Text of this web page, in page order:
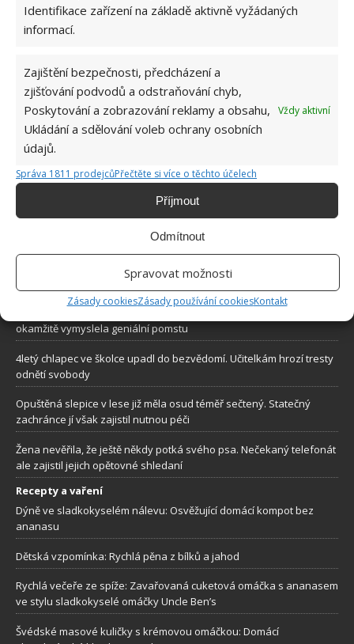
Identifikace zařízení na základě aktivně vyžádaných
informací.
Zajištění bezpečnosti, předcházení a
zjišťování podvodů a odstraňování chyb,
Poskytování a zobrazování reklamy a obsahu,
Ukládání a sdělování voleb ochrany osobních
údajů.
Vždy aktivní
Správa 1811 prodejcůPřečtěte si více o těchto účelech
Příjmout
Odmítnout
Spravovat možnosti
Zásady cookiesZásady používání cookiesKontakt
O WEBU
Sháníte zajímavé tipy jak vylepšit Váš domov? Originální nápady,
aktuální trendy, praktické rady i inspirativní fotografie najdete na
stránkách internetového magazínuBydlimeutulne.cz
Zdánlivě obyčejná rodinná fotografie znepokojila internet. Zkuste
okamžitě vymyslela geniální pomstu
4letý chlapec ve školce upadl do bezvědomí. Učitelkám hrozí tresty
odnětí svobody
Opuštěná slepice v lese již měla osud téměř sečtený. Statečný
zachránce jí však zajistil nutnou péči
Žena nevěřila, že ještě někdy potká svého psa. Nečekaný telefonát
ale zajistil jejich opětovné shledaní
Recepty a vaření
Dýně ve sladkokyselém nálevu: Osvěžující domácí kompot bez
ananasu
Dětská vzpomínka: Rychlá pěna z bílků a jahod
Rychlá večeře ze spíže: Zavařovaná cuketová omáčka s ananasem
ve stylu sladkokyselé omáčky Uncle Ben’s
Švédské masové kuličky s krémovou omáčkou: Domácí